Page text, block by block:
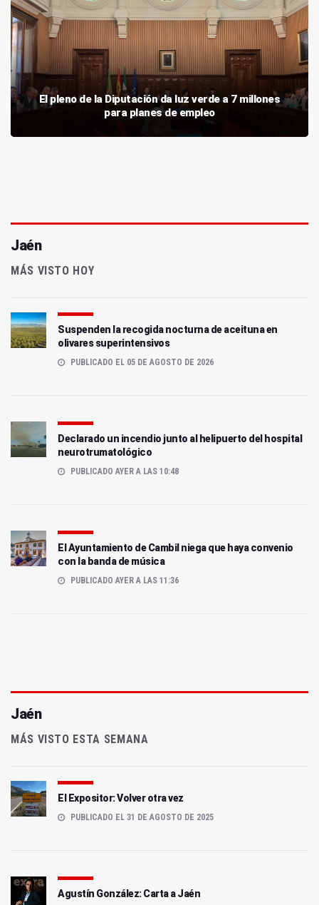
El pleno de la Diputación da luz verde a 7 millones
para planes de empleo
Jaén
MÁS VISTO HOY
Suspenden la recogida nocturna de aceituna en
olivares superintensivos
PUBLICADO EL 05 DE AGOSTO DE 2026
Declarado un incendio junto al helipuerto del hospital
neurotrumatológico
PUBLICADO AYER A LAS 10:48
El Ayuntamiento de Cambil niega que haya convenio
con la banda de música
PUBLICADO AYER A LAS 11:36
Jaén
MÁS VISTO ESTA SEMANA
El Expositor: Volver otra vez
PUBLICADO EL 31 DE AGOSTO DE 2025
Agustín González: Carta a Jaén